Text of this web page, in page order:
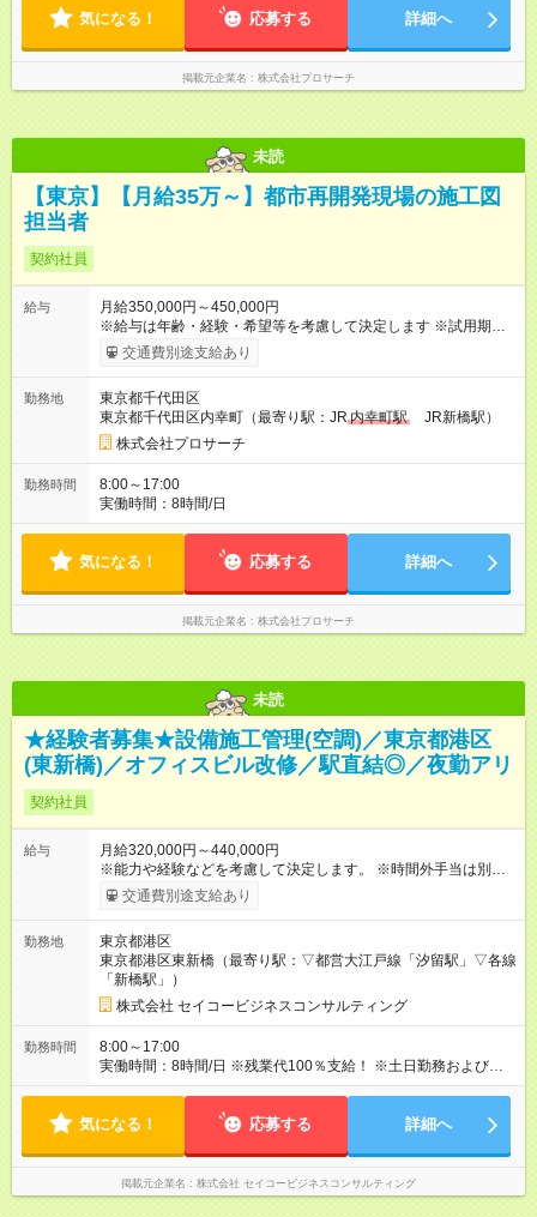
気になる！ 応募する 詳細へ
掲載元企業名 株式会社プロサーチ
未読
【東京】【月給35万～】都市再開発現場の施工図
担当者
契約社員
給与
月給350,000円～450,000円
※給与は年齢・経験・希望等を考慮して決定します ※試用期間は
３ヶ月で、その他の条件に変更はありません 【試用期間】試用
期間あり 試用期間の長さ：3ヶ月 雇用形態、給与は本採用時と
交通費別途支給あり
勤務地
東京都千代田区
東京都千代田区内幸町（最寄り駅：JR 内幸町駅
JR新橋駅）
株式会社プロサーチ
勤務時間
8:00～17:00
実働時間：8時間/日
気になる！ 応募する 詳細へ
掲載元企業名 株式会社プロサーチ
未読
★経験者募集★設備施工管理(空調)／東京都港区
(東新橋)／オフィスビル改修／駅直結◎／夜勤アリ
契約社員
給与
月給320,000円～440,000円
※能力や経験などを考慮して決定します。 ※時間外手当は別途支
給致します。 【試用期間】試用期間あり 試用期間の長さ：3ヶ
月 雇用形態、給与は本採用時と同じです。
交通費別途支給あり
勤務地
東京都港区
東京都港区東新橋（最寄り駅：▽都営大江戸線「汐留駅」▽各線
「新橋駅」）
株式会社 セイコービジネスコンサルティング
勤務時間
8:00～17:00
実働時間：8時間/日 ※残業代100％支給！ ※土日勤務および夜間
勤務もございます。 ※休日出勤は発生した場合は、振替休日の
気になる！ 応募する 詳細へ
掲載元企業名 株式会社 セイコービジネスコンサルティング